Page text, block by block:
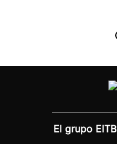
El grupo EITB